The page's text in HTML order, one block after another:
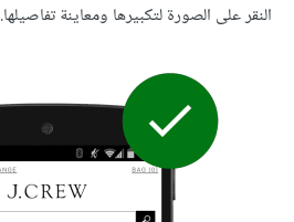
النقر على الصورة لتكبيرها ومعاينة تفاصيلها.